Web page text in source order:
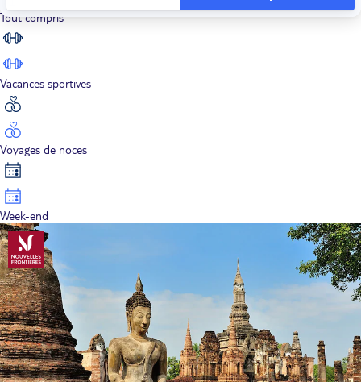
Tout compris
Vacances sportives
Voyages de noces
Week-end